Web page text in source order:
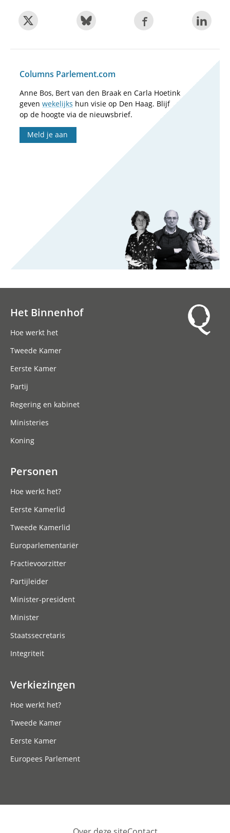
Columns Parlement.com
Anne Bos, Bert van den Braak en Carla Hoetink
geven wekelijks hun visie op Den Haag. Blijf
op de hoogte via de nieuwsbrief.
Meld je aan
Het Binnenhof
Hoe werkt het
Tweede Kamer
Eerste Kamer
Partij
Regering en kabinet
Ministeries
Koning
Personen
Hoe werkt het?
Eerste Kamerlid
Tweede Kamerlid
Europarlementariër
Fractievoorzitter
Partijleider
Minister-president
Minister
Staatssecretaris
Integriteit
Verkiezingen
Hoe werkt het?
Tweede Kamer
Eerste Kamer
Europees Parlement